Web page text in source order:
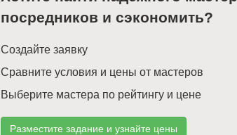
посредников и сэкономить?
Создайте заявку
Сравните условия и цены от мастеров
Выберите мастера по рейтингу и цене
Разместите задание и узнайте цены